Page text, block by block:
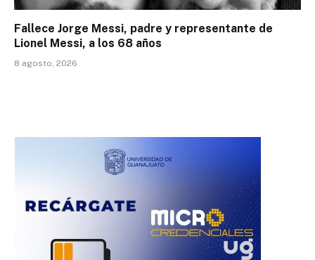
Fallece Jorge Messi, padre y representante de
Lionel Messi, a los 68 años
8 agosto, 2026